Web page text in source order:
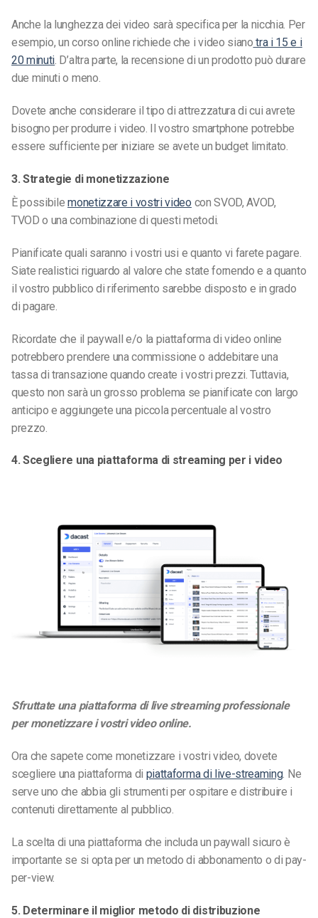
Anche la lunghezza dei video sarà specifica per la nicchia. Per
esempio, un corso online richiede che i video siano tra i 15 e i
20 minuti. D’altra parte, la recensione di un prodotto può durare
due minuti o meno.
Dovete anche considerare il tipo di attrezzatura di cui avrete
bisogno per produrre i video. Il vostro smartphone potrebbe
essere sufficiente per iniziare se avete un budget limitato.
3. Strategie di monetizzazione
È possibilemonetizzare i vostri video con SVOD, AVOD,
TVOD o una combinazione di questi metodi.
Pianificate quali saranno i vostri usi e quanto vi farete pagare.
Siate realistici riguardo al valore che state fornendo e a quanto
il vostro pubblico di riferimento sarebbe disposto e in grado
di pagare.
Ricordate che il paywall e/o la piattaforma di video online
potrebbero prendere una commissione o addebitare una
tassa di transazione quando create i vostri prezzi. Tuttavia,
questo non sarà un grosso problema se pianificate con largo
anticipo e aggiungete una piccola percentuale al vostro
prezzo.
4. Scegliere una piattaforma di streaming per i video
Sfruttate una piattaforma di live streaming professionale
per monetizzare i vostri video online.
Ora che sapete come monetizzare i vostri video, dovete
scegliere una piattaforma di piattaforma di live-streaming. Ne
serve uno che abbia gli strumenti per ospitare e distribuire i
contenuti direttamente al pubblico.
La scelta di una piattaforma che includa un paywall sicuro è
importante se si opta per un metodo di abbonamento o di pay-
per-view.
5. Determinare il miglior metodo di distribuzione